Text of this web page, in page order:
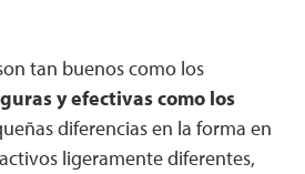
tan buenos como los
y efectivas como los
diferencias en la forma en
ligeramente diferentes,